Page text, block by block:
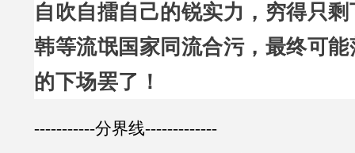
自吹自擂自己的锐实力，穷得只
韩等流氓国家同流合污，最终可
的下场罢了！
-----------分界线-------------